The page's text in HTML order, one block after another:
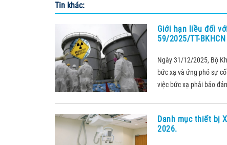
Tin khác:
Giới hạn liều đối
59/2025/TT-BKHCN
Ngày 31/12/2025, Bộ
bức xạ và ứng phó sự
việc bức xạ phải bảo
Danh mục thiết bị
2026.